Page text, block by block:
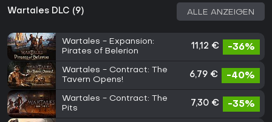
Wartales DLC (9) ALLE ANZEIGEN
Wartales - Expansion:
Pirates of Belerion
11,12 € -36%
Wartales - Contract: The
Tavern Opens!
6,79 € -40%
Wartales - Contract: The
Pits
7,30 € -35%